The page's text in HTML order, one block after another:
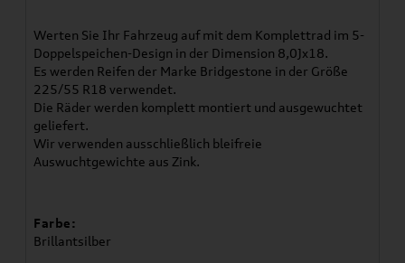
Werten Sie Ihr Fahrzeug auf mit dem Komplettrad im 5-
Doppelspeichen-Design in der Dimension 8,0Jx18.
Es werden Reifen der Marke Bridgestone in der Größe
225/55 R18 verwendet.
Die Räder werden komplett montiert und ausgewuchtet
geliefert.
Wir verwenden ausschließlich bleifreie
Auswuchtgewichte aus Zink.​
Farbe:
Brillantsilber